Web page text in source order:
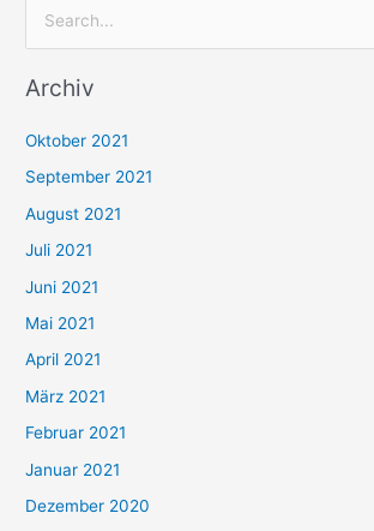
c
n
n
a
c
h
:
Archiv
Oktober 2021
September 2021
August 2021
Juli 2021
Juni 2021
Mai 2021
April 2021
März 2021
Februar 2021
Januar 2021
Dezember 2020